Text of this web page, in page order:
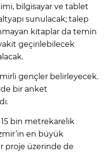
bilgisayar ve tablet
sunulacak; talep
kitaplar da temin
geçirilebilecek
gençler belirleyecek.
bir anket
bin metrekarelik
en büyük
proje üzerinde de